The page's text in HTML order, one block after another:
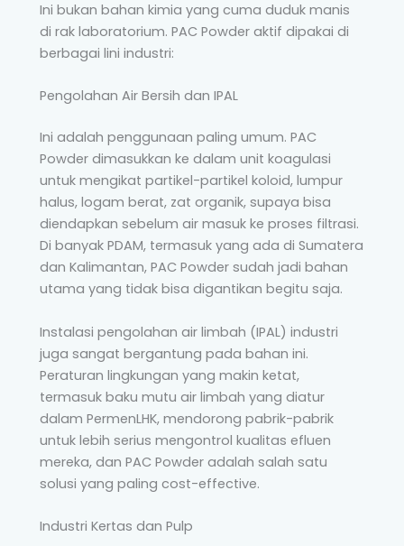
Ini bukan bahan kimia yang cuma duduk manis
di rak laboratorium. PAC Powder aktif dipakai di
berbagai lini industri:
Pengolahan Air Bersih dan IPAL
Ini adalah penggunaan paling umum. PAC
Powder dimasukkan ke dalam unit koagulasi
untuk mengikat partikel-partikel koloid, lumpur
halus, logam berat, zat organik, supaya bisa
diendapkan sebelum air masuk ke proses filtrasi.
Di banyak PDAM, termasuk yang ada di Sumatera
dan Kalimantan, PAC Powder sudah jadi bahan
utama yang tidak bisa digantikan begitu saja.
Instalasi pengolahan air limbah (IPAL) industri
juga sangat bergantung pada bahan ini.
Peraturan lingkungan yang makin ketat,
termasuk baku mutu air limbah yang diatur
dalam PermenLHK, mendorong pabrik-pabrik
untuk lebih serius mengontrol kualitas efluen
mereka, dan PAC Powder adalah salah satu
solusi yang paling cost-effective.
Industri Kertas dan Pulp